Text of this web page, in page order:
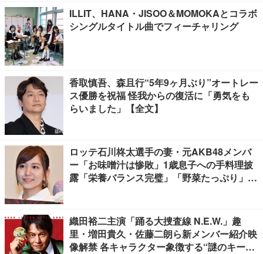
ILLIT、HANA・JISOO＆MOMOKAとコラボ
シングルタイトル曲でフィーチャリング
香取慎吾、森且行“5年9ヶ月ぶり”オートレー
ス優勝を祝福 怪我からの復活に「勇気をも
らいました」【全文】
ロッテ石川柊太選手の妻・元AKB48メンバ
ー「お味噌汁は惨敗」1歳息子への手料理披
露「栄養バランス完璧」「野菜たっぷり」の
織田裕二主演「踊る大捜査線 N.E.W.」趣
里・増田貴久・佐藤二朗ら新メンバー紹介映
像解禁 各キャラクター象徴する“謎のキーワ